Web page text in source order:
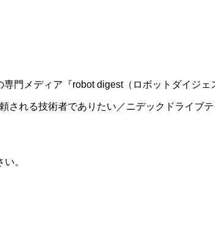
門メディア『robot digest（ロボットダイジェ
される技術者でありたい／ニデックドライブ
。